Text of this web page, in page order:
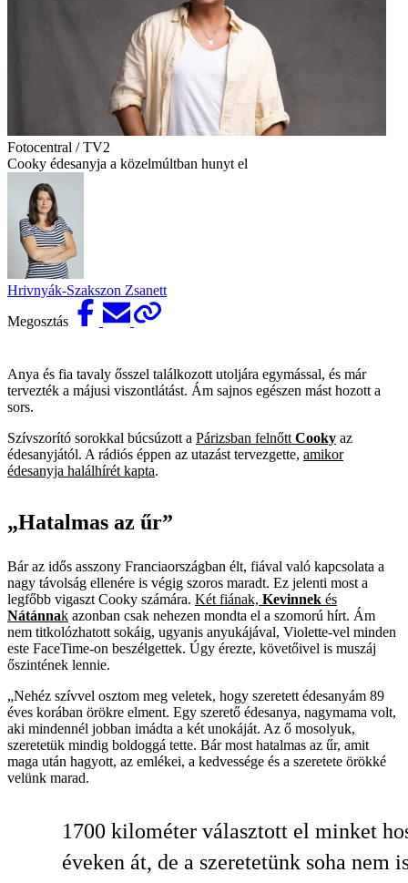
Fotocentral / TV2
Cooky édesanyja a közelmúltban hunyt el
Hrivnyák-Szakszon Zsanett
Megosztás
Anya és fia tavaly ősszel találkozott utoljára egymással, és már
tervezték a májusi viszontlátást. Ám sajnos egészen mást hozott a
sors.
Szívszorító sorokkal búcsúzott a Párizsban felnőtt Cooky az
édesanyjától. A rádiós éppen az utazást tervezgette, amikor
édesanyja halálhírét kapta.
„Hatalmas az űr”
Bár az idős asszony Franciaországban élt, fiával való kapcsolata a
nagy távolság ellenére is végig szoros maradt. Ez jelenti most a
legfőbb vigaszt Cooky számára. Két fiának, Kevinnek és
Nátánnak azonban csak nehezen mondta el a szomorú hírt. Ám
nem titkolózhatott sokáig, ugyanis anyukájával, Violette-vel minden
este FaceTime-­on beszélgettek. Úgy érezte, követőivel is muszáj
őszintének lennie.
„Nehéz szívvel osztom meg veletek, hogy szeretett édesanyám 89
éves korában örökre elment. Egy szerető édesanya, nagymama volt,
aki mindennél jobban imádta a két unokáját. Az ő mosolyuk,
szeretetük mindig boldoggá tette. Bár most hatalmas az űr, amit
maga után hagyott, az emlékei, a kedvessége és a szeretete örökké
velünk marad.
1700 kilométer választott el minket
éveken át, de a szeretetünk soha nem